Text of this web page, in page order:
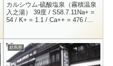
カルシウム-硫酸塩泉（霧積温泉
入之湯） 39度 / S58.7.11Na+ =
54 / K+ = 1.1 / Ca++ = 476 /
群馬県